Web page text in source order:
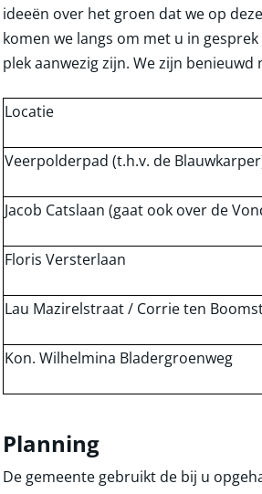
ideeën over het groen dat we op
komen we langs om met u in
plek aanwezig zijn. We zijn benieuwd
Locatie
Veerpolderpad (t.h.v. de
Jacob Catslaan (gaat ook over de
Floris Versterlaan
Lau Mazirelstraat / Corrie ten
Kon. Wilhelmina Bladergroenweg
Planning
De gemeente gebruikt de bij u